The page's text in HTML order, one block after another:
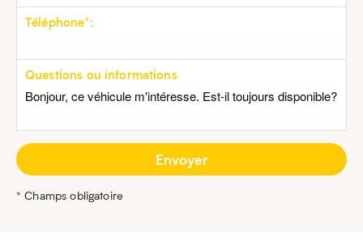
Téléphone*:
Questions ou informations
* Champs obligatoire